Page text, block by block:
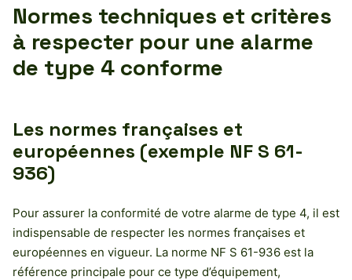
Normes techniques et critères
à respecter pour une alarme
de type 4 conforme
Les normes françaises et
européennes (exemple NF S 61-
936)
Pour assurer la conformité de votre alarme de type 4, il est
indispensable de respecter les normes françaises et
européennes en vigueur. La norme NF S 61-936 est la
référence principale pour ce type d’équipement,